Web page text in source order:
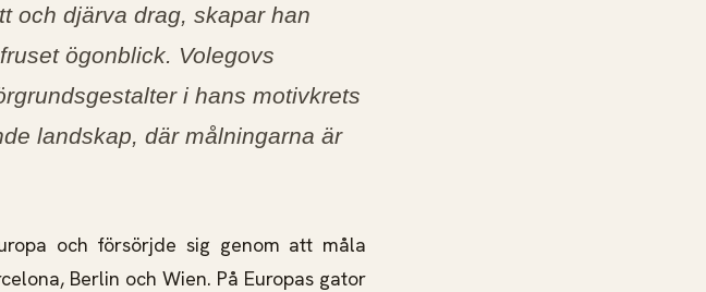
och djärva drag, skapar han
ögonblick. Volegovs
i hans motivkrets
landskap, där målningarna är
och försörjde sig genom att måla
Berlin och Wien. På Europas gator